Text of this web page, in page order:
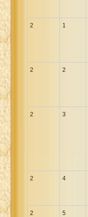
2 1
2 2
2 3
2 4
2 5